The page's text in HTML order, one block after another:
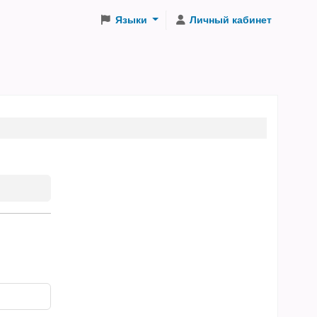
Языки Личный кабинет